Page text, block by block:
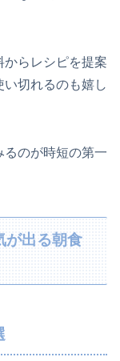
からレシピを提案
切れるのも嬉し
のが時短の第一
が出る朝食